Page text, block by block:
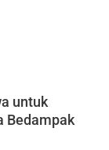
untuk
Bedampak